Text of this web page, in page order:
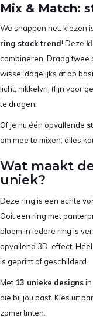
Mix & Match:
We snappen het: kiezen
ring stack trend! Deze
combineren. Draag twee
wissel dagelijks af op
licht, nikkelvrij (fijn voor
te dragen.
Of je nu één opvallende
om mee te mixen: alles
Wat maakt
uniek?
Deze ring is een echte
Ooit een ring met
bloem in iedere ring is
opvallend 3D-effect.
is geprint of geschilderd.
Met 13 unieke designs
die bij jou past. Kies uit
zomertinten.